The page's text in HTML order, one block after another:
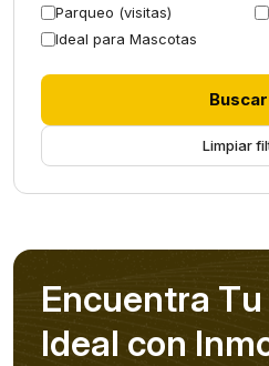
Parqueo (visitas)
Ideal para Mascotas
Buscar
Limpiar
Encuentra Tu
Ideal con Inm